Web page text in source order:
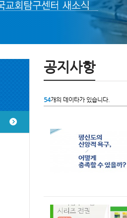
공지사항
54개의 데이타가 있습니다.